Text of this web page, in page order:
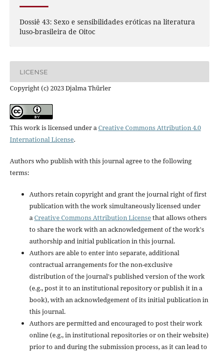
Dossiê 43: Sexo e sensibilidades eróticas na literatura
luso-brasileira de Oitoc
LICENSE
Copyright (c) 2023 Djalma Thürler
This work is licensed under a Creative Commons Attribution 4.0
International License.
Authors who publish with this journal agree to the following
terms:
Authors retain copyright and grant the journal right of first
publication with the work simultaneously licensed under
a Creative Commons Attribution Licensethat allows others
to share the work with an acknowledgement of the work's
authorship and initial publication in this journal.
Authors are able to enter into separate, additional
contractual arrangements for the non-exclusive
distribution of the journal's published version of the work
(e.g., post it to an institutional repository or publish it in a
book), with an acknowledgement of its initial publication in
this journal.
Authors are permitted and encouraged to post their work
online (e.g., in institutional repositories or on their website)
prior to and during the submission process, as it can lead to